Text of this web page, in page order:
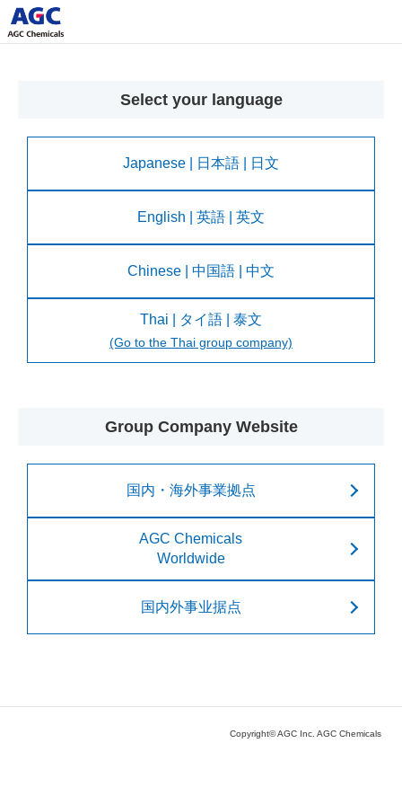
Select your language
Japanese | 日本語 | 日文
English | 英語 | 英文
Chinese | 中国語 | 中文
Thai | タイ語 | 泰文
(Go to the Thai group company)
Group Company Website
国内・海外事業拠点
AGC Chemicals
Worldwide
国内外事业据点
Copyright© AGC Inc. AGC Chemicals